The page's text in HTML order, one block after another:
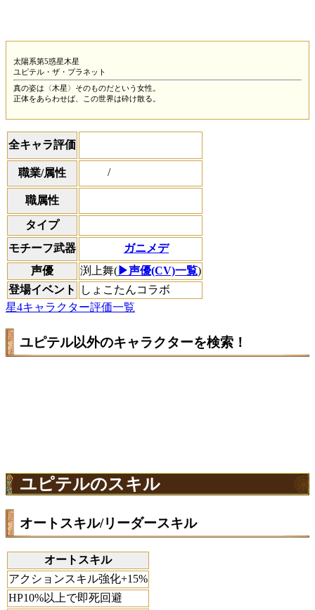
太陽系第5惑星木星
ユピテル・ザ・プラネット
真の姿は〈木星〉そのものだという女性。
正体をあらわせば、この世界は砕け散る。
全キャラ評価
職業/属性 /
職属性
タイプ
モチーフ武器
ガニメデ
声優
渕上舞( ▶声優(CV)一覧)
登場イベント
しょこたんコラボ
星4キャラクター評価一覧
ユピテル以外のキャラクターを検索！
ユピテルのスキル
オートスキル/リーダースキル
オートスキル
アクションスキル強化+15%
HP10%以上で即死回避